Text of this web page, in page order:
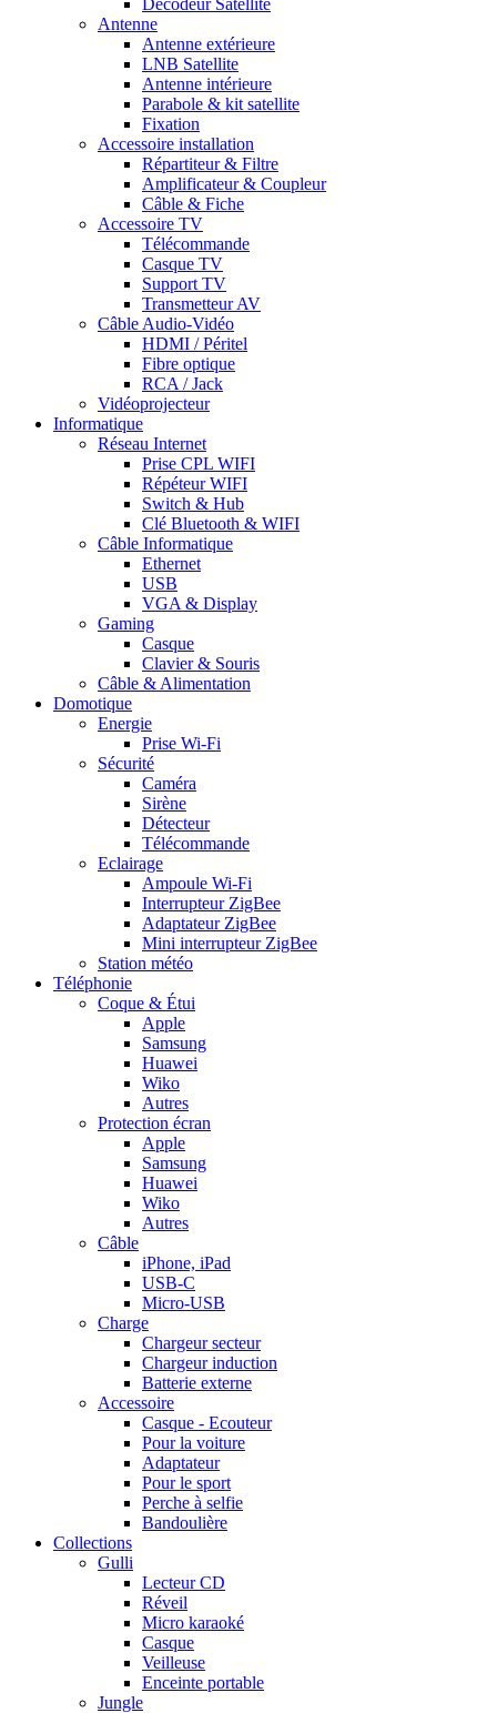
Antenne
Antenne extérieure
LNB Satellite
Antenne intérieure
Parabole & kit satellite
Fixation
Accessoire installation
Répartiteur & Filtre
Amplificateur & Coupleur
Câble & Fiche
Accessoire TV
Télécommande
Casque TV
Support TV
Transmetteur AV
Câble Audio-Vidéo
HDMI / Péritel
Fibre optique
RCA / Jack
Vidéoprojecteur
Informatique
Réseau Internet
Prise CPL WIFI
Répéteur WIFI
Switch & Hub
Clé Bluetooth & WIFI
Câble Informatique
Ethernet
USB
VGA & Display
Gaming
Casque
Clavier & Souris
Câble & Alimentation
Domotique
Energie
Prise Wi-Fi
Sécurité
Caméra
Sirène
Détecteur
Télécommande
Eclairage
Ampoule Wi-Fi
Interrupteur ZigBee
Adaptateur ZigBee
Mini interrupteur ZigBee
Station météo
Téléphonie
Coque & Étui
Apple
Samsung
Huawei
Wiko
Autres
Protection écran
Apple
Samsung
Huawei
Wiko
Autres
Câble
iPhone, iPad
USB-C
Micro-USB
Charge
Chargeur secteur
Chargeur induction
Batterie externe
Accessoire
Casque - Ecouteur
Pour la voiture
Adaptateur
Pour le sport
Perche à selfie
Bandoulière
Collections
Gulli
Lecteur CD
Réveil
Micro karaoké
Casque
Veilleuse
Enceinte portable
Jungle